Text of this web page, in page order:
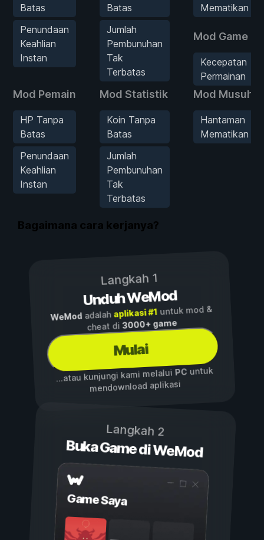
Batas
Penundaan
Keahlian
Instan
Batas
Jumlah
Pembunuhan
Tak
Terbatas
Mematikan
Mod Game
Kecepatan
Permainan
Mod Pemain
HP Tanpa
Batas
Penundaan
Keahlian
Instan
Mod Statistik
Koin Tanpa
Batas
Jumlah
Pembunuhan
Tak
Terbatas
Mod Musuh
Hantaman
Mematikan
Bagaimana cara kerjanya?
Langkah 1
Unduh WeMod
WeModadalah aplikasi #1untuk mod &
cheat di3000+ game
Mulai
...atau kunjungi kami melalui PCuntuk
mendownload aplikasi
Langkah 2
Buka Game di WeMod
Game Saya